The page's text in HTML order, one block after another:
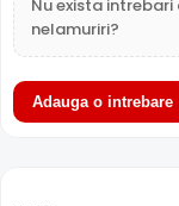
iluminare,
Nu exista
nelamuriri?
Adauga o intrebare